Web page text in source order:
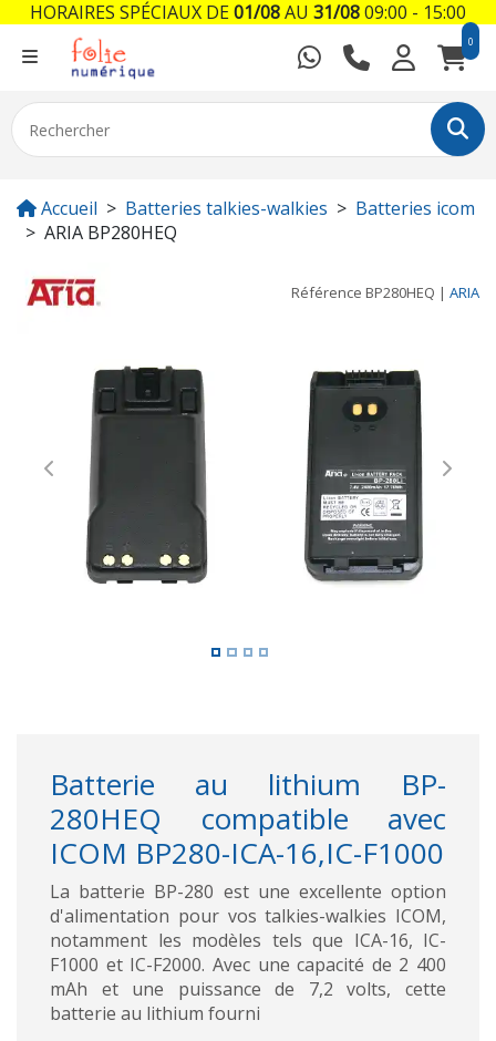
0
Accueil Batteries talkies-walkies
Batteries icom
ARIA BP280HEQ
Référence BP280HEQ | ARIA
Previous Next
Batterie au lithium BP-
280HEQ compatible avec
ICOM BP280-ICA-16,IC-F1000
La batterie BP-280 est une excellente option
d'alimentation pour vos talkies-walkies ICOM,
notamment les modèles tels que ICA-16, IC-
F1000 et IC-F2000. Avec une capacité de 2 400
mAh et une puissance de 7,2 volts, cette
batterie au lithium fourni
HORAIRES SPÉCIAUX DE01/08AU 31/0809:00 - 15:00